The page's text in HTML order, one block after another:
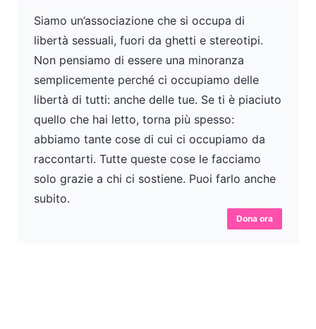
Siamo un’associazione che si occupa di
libertà sessuali, fuori da ghetti e stereotipi.
Non pensiamo di essere una minoranza
semplicemente perché ci occupiamo delle
libertà di tutti: anche delle tue. Se ti è piaciuto
quello che hai letto, torna più spesso:
abbiamo tante cose di cui ci occupiamo da
raccontarti. Tutte queste cose le facciamo
solo grazie a chi ci sostiene. Puoi farlo anche
subito.
Dona ora